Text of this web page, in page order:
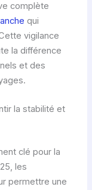
complète
qui
vigilance
la différence
et des
la stabilité et
clé pour la
les
permettre une